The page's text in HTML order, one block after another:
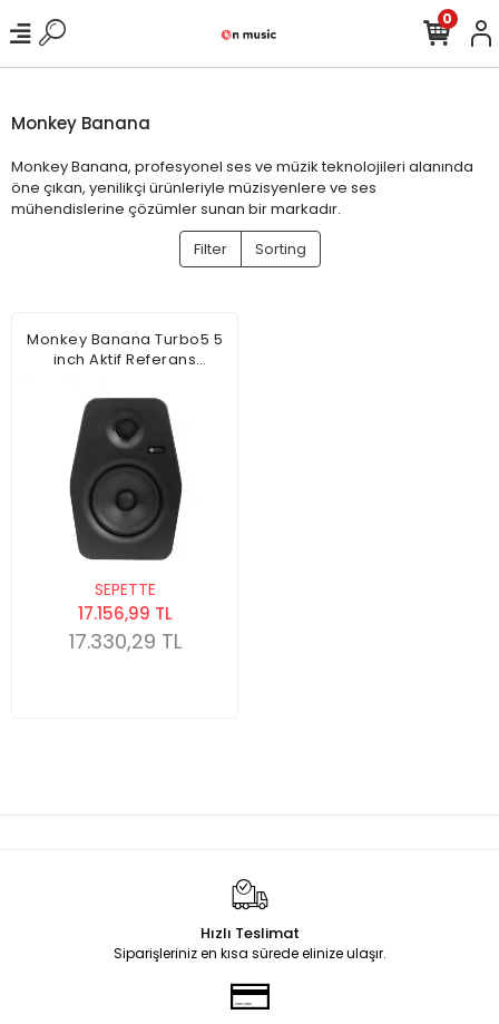
0
Monkey Banana
Monkey Banana, profesyonel ses ve müzik teknolojileri alanında
öne çıkan, yenilikçi ürünleriyle müzisyenlere ve ses
mühendislerine çözümler sunan bir markadır.
Filter
Sorting
Monkey Banana Turbo5 5
inch Aktif Referans
SEPETTE
17.156,99 TL
17.330,29 TL
Hızlı Teslimat
Siparişleriniz en kısa sürede elinize ulaşır.